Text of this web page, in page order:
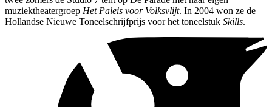
muziektheatergroep Het Paleis voor Volksvlijt. In 2004 won ze de
Hollandse Nieuwe Toneelschrijfprijs voor het toneelstuk Skills.